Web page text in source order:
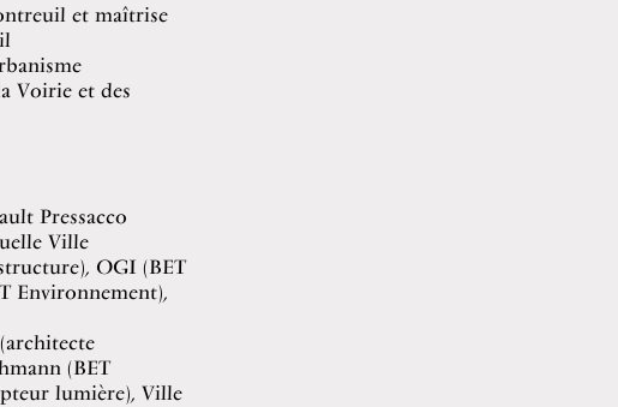
et maîtrise
Voirie et des
Pressacco
Ville
OGI (BET
Environnement),
(BET
lumière), Ville